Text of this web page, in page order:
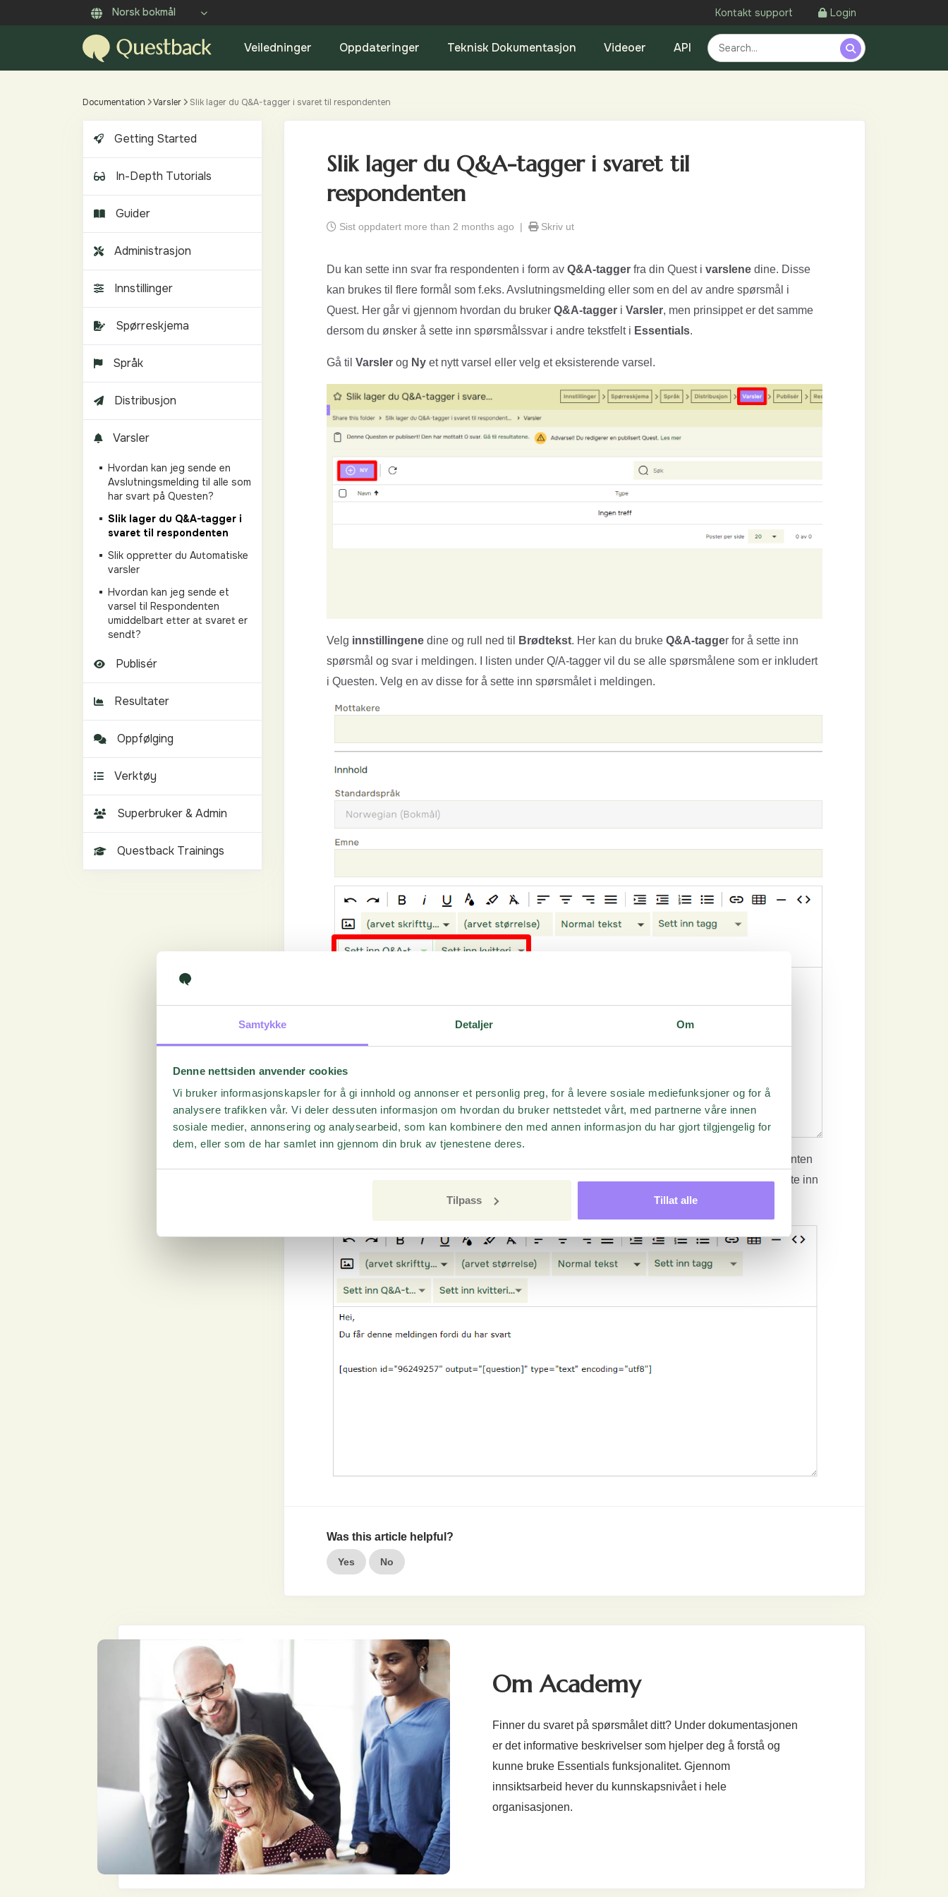
Samtykke Detaljer Om
Denne nettsiden anvender cookies
Vi bruker informasjonskapsler for å gi innhold og annonser et personlig preg, for å levere sosiale mediefunksjoner og for å
analysere trafikken vår. Vi deler dessuten informasjon om hvordan du bruker nettstedet vårt, med partnerne våre innen
sosiale medier, annonsering og analysearbeid, som kan kombinere den med annen informasjon du har gjort tilgjengelig for
dem, eller som de har samlet inn gjennom din bruk av tjenestene deres.
Tilpass Tillat alle
Norsk bokmål Kontakt support Login
Veiledninger Oppdateringer Teknisk Dokumentasjon Videoer API
Documentation Varsler Slik lager du Q&A-tagger i svaret til respondenten
Slik lager du Q&A-tagger i svaret til
respondenten
Sist oppdatert more than 2 months ago | Skriv ut
Du kan sette inn svar fra respondenten i form av Q&A-tagger fra din Quest i varslene dine. Disse
kan brukes til flere formål som f.eks. Avslutningsmelding eller som en del av andre spørsmål i
Quest. Her går vi gjennom hvordan du bruker Q&A-tagger i Varsler, men prinsippet er det samme
dersom du ønsker å sette inn spørsmålssvar i andre tekstfelt i Essentials.
Gå til Varsler og Ny et nytt varsel eller velg et eksisterende varsel.
Velg innstillingene dine og rull ned til Brødtekst. Her kan du bruke Q&A-tagger for å sette inn
spørsmål og svar i meldingen. I listen under Q/A-tagger vil du se alle spørsmålene som er inkludert
i Questen. Velg en av disse for å sette inn spørsmålet i meldingen.
, vil den vises slik i meldingsvinduet, men i e-posten som respondenten
mottar, vil taggen bli erstattet med deres svar på spørsmålet du valgte. Du kan selvfølgelig sette inn
i de samme meldingene.
Was this article helpful?
Yes No
Getting Started
In-Depth Tutorials
Guider
Administrasjon
Innstillinger
Spørreskjema
Språk
Distribusjon
Varsler
Hvordan kan jeg sende en
Avslutningsmelding til alle som
har svart på Questen?
Slik lager du Q&A-tagger i
svaret til respondenten
Slik oppretter du Automatiske
varsler
Hvordan kan jeg sende et
varsel til Respondenten
umiddelbart etter at svaret er
sendt?
Publisér
Resultater
Oppfølging
Verktøy
Superbruker & Admin
Questback Trainings
Om Academy
Finner du svaret på spørsmålet ditt? Under dokumentasjonen
er det informative beskrivelser som hjelper deg å forstå og
kunne bruke Essentials funksjonalitet. Gjennom
innsiktsarbeid hever du kunnskapsnivået i hele
organisasjonen.